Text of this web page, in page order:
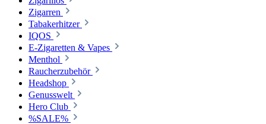
Zigarren
Tabakerhitzer
IQOS
E-Zigaretten & Vapes
Menthol
Raucherzubehör
Headshop
Genusswelt
Hero Club
%SALE%